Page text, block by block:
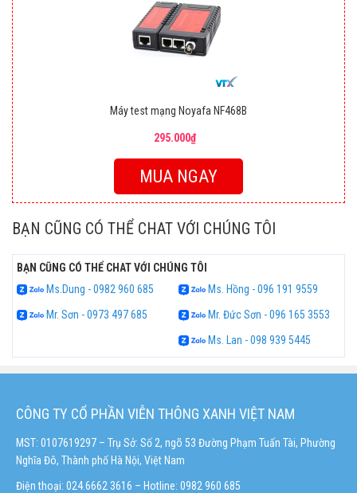
Máy test mạng Noyafa NF468B
295.000₫
MUA NGAY
BẠN CŨNG CÓ THỂ CHAT VỚI CHÚNG TÔI
BẠN CŨNG CÓ THỂ CHAT VỚI CHÚNG TÔI
Ms.Dung - 0982 960 685
Ms. Hồng - 096 191 9559
Mr. Sơn - 0973 497 685
Mr. Đức Sơn - 096 165 3553
Ms. Lan - 098 939 5445
CÔNG TY CỔ PHẦN VIỄN THÔNG XANH VIỆT NAM
MST: 0107619297 – Trụ Sở: Số 2, ngõ 53 Đường Phạm Tuấn Tài, Phường
Nghĩa Đô, Thành phố Hà Nội, Việt Nam
Điện thoại: 024.6662 3616 – Hotline: 0982 960 685